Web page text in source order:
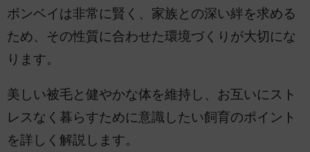
ボンベイは非常に賢く、家族との深い絆を求める
ため、その性質に合わせた環境づくりが大切にな
ります。
美しい被毛と健やかな体を維持し、お互いにスト
レスなく暮らすために意識したい飼育のポイント
を詳しく解説します。